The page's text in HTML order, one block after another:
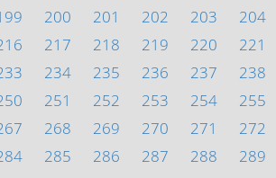
200 201 202 203 204
217 218 219 220 221
234 235 236 237 238
251 252 253 254 255
268 269 270 271 272
285 286 287 288 289